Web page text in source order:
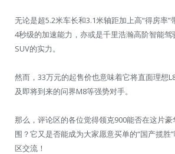
无论是超5.2米车长和3.1米轴距加上高“得房率
4秒级的加速能力，亦或是千里浩瀚高阶智能
SUV的实力。
然而，33万元的起售价也意味着它将直面理想
及即将到来的问界M8等强势对手。
那么，评论区的各位觉得领克900能否在这片豪
围？它又是否能成为大家愿意买单的“国产揽胜
区交流！